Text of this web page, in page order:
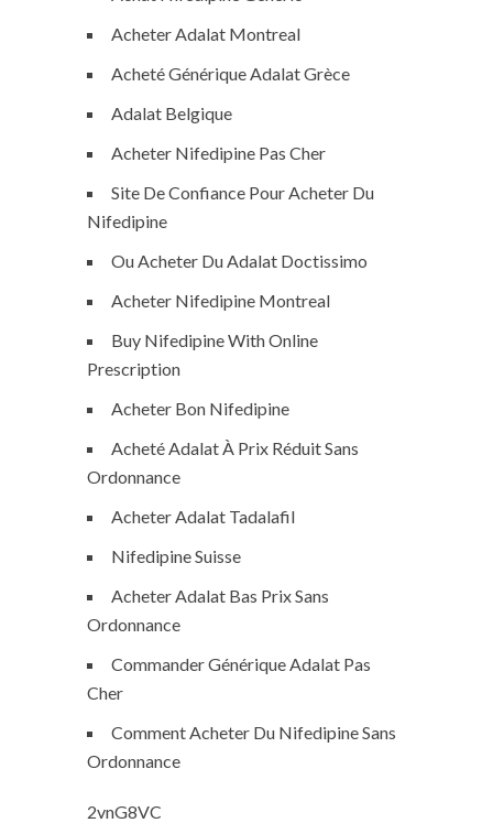
Acheter Adalat Montreal
Acheté Générique Adalat Grèce
Adalat Belgique
Acheter Nifedipine Pas Cher
Site De Confiance Pour Acheter Du
Nifedipine
Ou Acheter Du Adalat Doctissimo
Acheter Nifedipine Montreal
Buy Nifedipine With Online
Prescription
Acheter Bon Nifedipine
Acheté Adalat À Prix Réduit Sans
Ordonnance
Acheter Adalat Tadalafil
Nifedipine Suisse
Acheter Adalat Bas Prix Sans
Ordonnance
Commander Générique Adalat Pas
Cher
Comment Acheter Du Nifedipine Sans
Ordonnance
2vnG8VC